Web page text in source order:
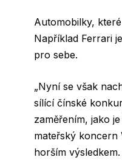
Automobilky,
Například Ferrari
pro sebe.
„Nyní se však
sílící čínské
zaměřením, jako
mateřský koncern
horším